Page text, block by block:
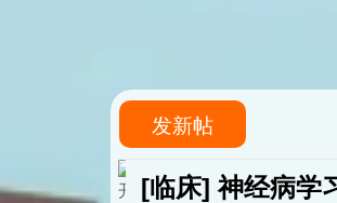
发新帖
[临床] 神经病学